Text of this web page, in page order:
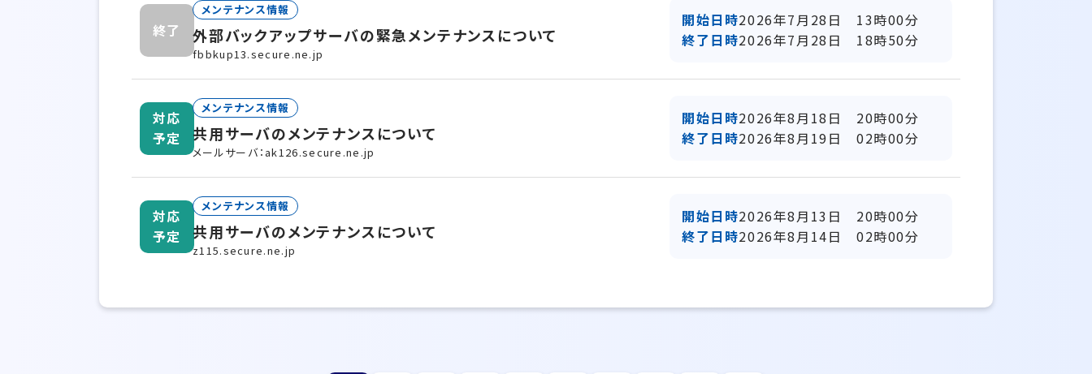
終了
メンテナンス情報
外部バックアップサーバの緊急メンテナンスについて
fbbkup13.secure.ne.jp
開始日時2026年7月28日 13時00分
終了日時2026年7月28日 18時50分
対応
予定
メンテナンス情報
共用サーバのメンテナンスについて
メールサーバ：ak126.secure.ne.jp
開始日時2026年8月18日 20時00分
終了日時2026年8月19日 02時00分
対応
予定
メンテナンス情報
共用サーバのメンテナンスについて
z115.secure.ne.jp
開始日時2026年8月13日 20時00分
終了日時2026年8月14日 02時00分